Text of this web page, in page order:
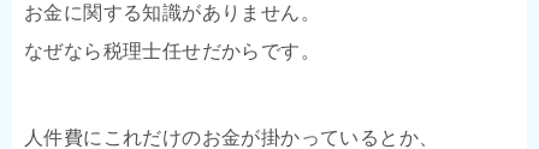
お金に関する知識がありません。
なぜなら税理士任せだからです。
人件費にこれだけのお金が掛かっているとか、